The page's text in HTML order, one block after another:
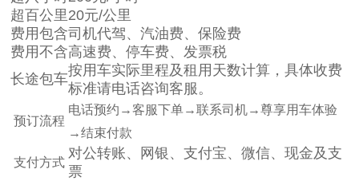
超百公里20元/公里
费用包含司机代驾、汽油费、保险费
费用不含高速费、停车费、发票税
长途包车
按用车实际里程及租用天数计算，具体收费
标准请电话咨询客服。
预订流程
电话预约→客服下单→联系司机→尊享用车体验
→结束付款
支付方式
对公转账、网银、支付宝、微信、现金及支
票